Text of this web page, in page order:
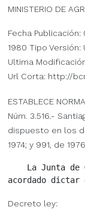
MINISTERIO DE
Fecha Publicación:
1980 Tipo Versión:
Ultima
Url Corta: http://
ESTABLECE
Núm. 3.516.-
dispuesto en los
1974; y 991, de
La Junta de
Decreto ley: